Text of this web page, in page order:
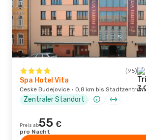
(95)
Spa Hotel Vita
Ceske Budejovice · 0,8 km bis Stadtzentrum
Zentraler Standort
Preis ab55 €
pro Nacht